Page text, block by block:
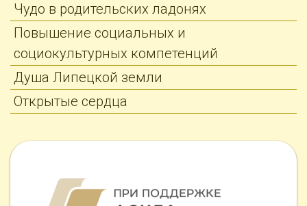
Чудо в родительских ладонях
Повышение социальных и
социокультурных компетенций
Душа Липецкой земли
Открытые сердца